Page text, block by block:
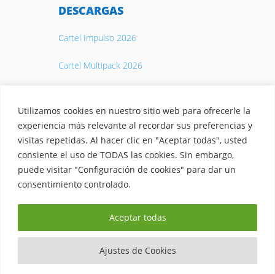
Utilizamos cookies en nuestro sitio web para ofrecerle la
experiencia más relevante al recordar sus preferencias y
visitas repetidas. Al hacer clic en "Aceptar todas", usted
consiente el uso de TODAS las cookies. Sin embargo,
puede visitar "Configuración de cookies" para dar un
consentimiento controlado.
Ajustes de Cookies
Aceptar todas
DESCARGAS
Cartel Impulso 2026
Cartel Multipack 2026
© 2026 Casty. S.A.Aviso legal
información· Fondos EU